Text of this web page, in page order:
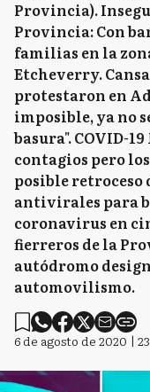
Provincia).
Provincia: Con
familias en la
Etcheverry.
protestaron en
imposible, ya no
basura". COVID-
contagios pero
posible retroceso
antivirales para
coronavirus en
fierreros de la
autódromo
automovilismo.
6 de agosto de 2020 |